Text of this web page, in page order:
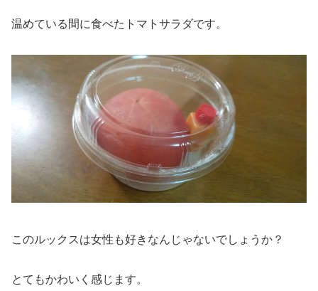
温めている間に食べたトマトサラダです。
このルックスは女性も好きなんじゃないでしょうか？
とてもかわいく感じます。